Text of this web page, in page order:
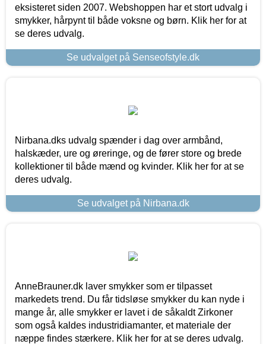
eksisteret siden 2007. Webshoppen har et stort udvalg i
smykker, hårpynt til både voksne og børn. Klik her for at
se deres udvalg.
Se udvalget på Senseofstyle.dk
Nirbana.dks udvalg spænder i dag over armbånd,
halskæder, ure og øreringe, og de fører store og brede
kollektioner til både mænd og kvinder. Klik her for at se
deres udvalg.
Se udvalget på Nirbana.dk
AnneBrauner.dk laver smykker som er tilpasset
markedets trend. Du får tidsløse smykker du kan nyde i
mange år, alle smykker er lavet i de såkaldt Zirkoner
som også kaldes industridiamanter, et materiale der
næppe findes stærkere. Klik her for at se deres udvalg.